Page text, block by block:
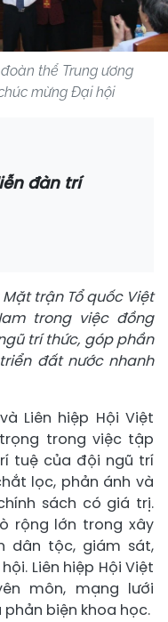
thể Trung ương
mừng Đại hội
đàn trí
trận Tổ quốc Việt
trong việc đồng
trí thức, góp phần
đất nước nhanh
Liên hiệp Hội Việt
trong việc tập
tuệ của đội ngũ trí
lọc, phản ánh và
sách có giá trị.
rộng lớn trong xây
dân tộc, giám sát,
Liên hiệp Hội Việt
môn, mạng lưới
biện khoa học.